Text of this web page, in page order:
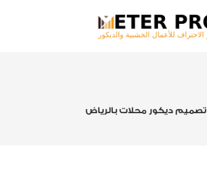
تصميم ديكور محلات بالرياض